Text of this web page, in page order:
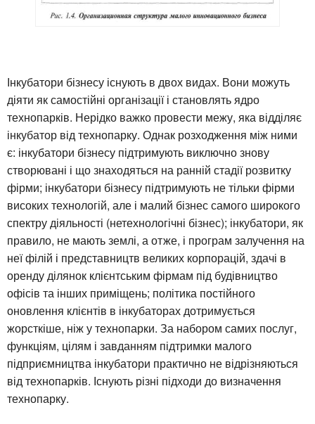
Інкубатори бізнесу існують в двох видах. Вони можуть
діяти як самостійні організації і становлять ядро
технопарків. Нерідко важко провести межу, яка відділяє
інкубатор від технопарку. Однак розходження між ними
є: інкубатори бізнесу підтримують виключно знову
створювані і що знаходяться на ранній стадії розвитку
фірми; інкубатори бізнесу підтримують не тільки фірми
високих технологій, але і малий бізнес самого широкого
спектру діяльності (нетехнологічні бізнес); інкубатори, як
правило, не мають землі, а отже, і програм залучення на
неї філій і представництв великих корпорацій, здачі в
оренду ділянок клієнтським фірмам під будівництво
офісів та інших приміщень; політика постійного
оновлення клієнтів в інкубаторах дотримується
жорсткіше, ніж у технопарки. За набором самих послуг,
функціям, цілям і завданням підтримки малого
підприємництва інкубатори практично не відрізняються
від технопарків. Існують різні підходи до визначення
технопарку.